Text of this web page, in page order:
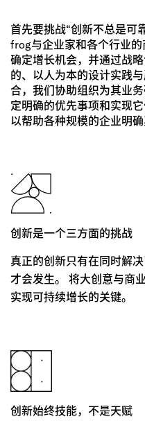
首先要挑战“创新不总是可
frog与企业家和各个行业的
确定增长机会，并通过战
的、以人为本的设计实践
合，我们协助组织为其业
定明确的优先事项和实现
以帮助各种规模的企业明
创新是一个三方面的挑战
真正的创新只有在同时解
才会发生。 将大创意与商
实现可持续增长的关键。
创新始终技能，不是天赋